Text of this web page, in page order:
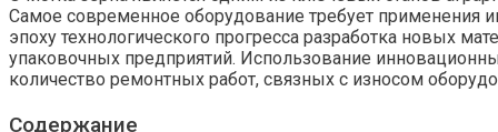
Самое современное оборудование требует применения
эпоху технологического прогресса разработка новых
упаковочных предприятий. Использование
количество ремонтных работ, связных с износом
Содержание